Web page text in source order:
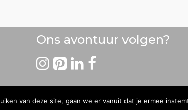
Ons avontuur volgen?
van deze site, gaan we er vanuit dat je ermee